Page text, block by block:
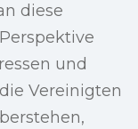
diese
und
Vereinigten